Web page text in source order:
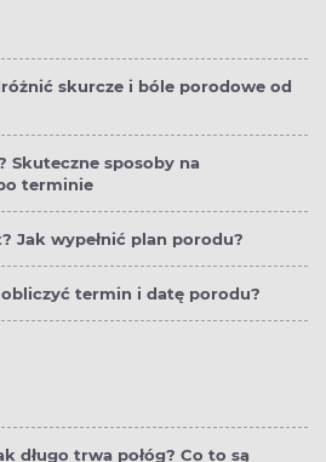
skurcze i bóle porodowe od
Skuteczne sposoby na
terminie
Jak wypełnić plan porodu?
termin i datę porodu?
długo trwa połóg? Co to są